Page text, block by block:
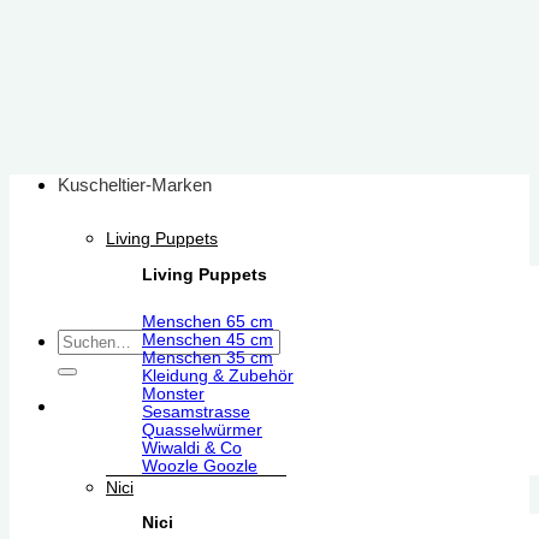
Suchen
nach:
Kuscheltier-Marken
Living Puppets
Living Puppets
Menschen 65 cm
Menschen 45 cm
Menschen 35 cm
Kleidung & Zubehör
Monster
Sesamstrasse
Quasselwürmer
Wiwaldi & Co
Woozle Goozle
Nici
Nici